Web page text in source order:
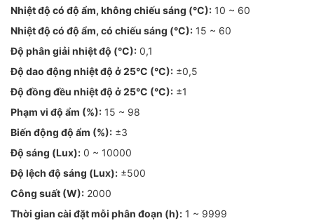
Nhiệt độ có độ ẩm, không chiếu sáng (°C): 10 ~ 60
Nhiệt độ có độ ẩm, có chiếu sáng (°C): 15 ~ 60
Độ phân giải nhiệt độ (°C): 0,1
Độ dao động nhiệt độ ở 25°C (°C): ±0,5
Độ đồng đều nhiệt độ ở 25°C (°C): ±1
Phạm vi độ ẩm (%): 15 ~ 98
Biến động độ ẩm (%): ±3
Độ sáng (Lux): 0 ~ 10000
Độ lệch độ sáng (Lux): ±500
Công suất (W): 2000
Thời gian cài đặt mỗi phân đoạn (h): 1 ~ 9999